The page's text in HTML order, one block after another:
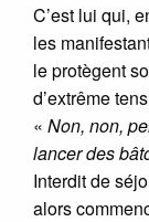
C’est lui qui,
les
le protègent
d’extrême
« Non, non,
lancer des
Interdit de
alors